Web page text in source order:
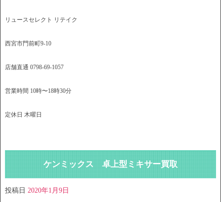
リュースセレクト リテイク
西宮市門前町9-10
店舗直通 0798-69-1057
営業時間 10時〜18時30分
定休日 木曜日
ケンミックス 卓上型ミキサー買取
投稿日 2020年1月9日